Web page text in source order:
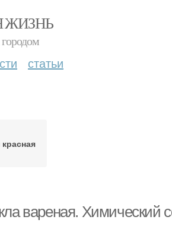
ЖИЗНЬ
статьи
вареная. Химический